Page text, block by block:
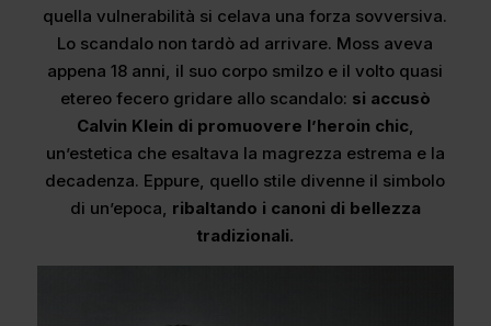
quella vulnerabilità si celava una forza sovversiva.
Lo scandalo non tardò ad arrivare. Moss aveva
appena 18 anni, il suo corpo smilzo e il volto quasi
etereo fecero gridare allo scandalo: si accusò
Calvin Klein di promuovere l’heroin chic,
un’estetica che esaltava la magrezza estrema e la
decadenza. Eppure, quello stile divenne il simbolo
di un’epoca, ribaltando i canoni di bellezza
tradizionali.